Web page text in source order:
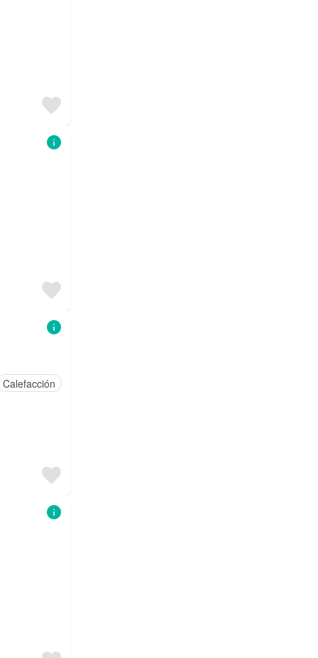
Calefacción